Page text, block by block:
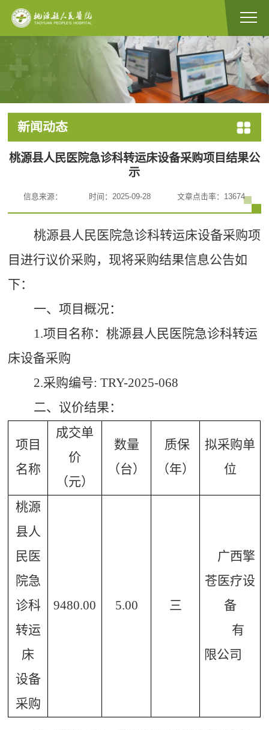
新闻动态
桃源县人民医院急诊科转运床设备采购项目结果公
示
信息来源： 时间：2025-09-28 文章点击率： 13674
桃源县人民医院急诊科转运床设备采购项
目进行议价采购，现将采购结果信息公告如
下：
一、项目概况：
1.项目名称：桃源县人民医院急诊科转运
床设备采购
2.采购编号: TRY-2025-068
二、议价结果：
项目
名称
成交单
价
（元）
数量
（台）
质保
（年）
拟采购单
位
桃源
县人
民医
院急
诊科
转运
床
设备
采购
9480.00 5.00 三
广西擎
苍医疗设
备
有
限公司